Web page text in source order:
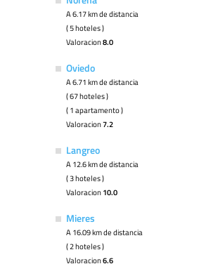
A 6.17 km de distancia
( 5 hoteles )
Valoracion8.0
Oviedo
A 6.71 km de distancia
( 67 hoteles )
( 1 apartamento )
Valoracion7.2
Langreo
A 12.6 km de distancia
( 3 hoteles )
Valoracion 10.0
Mieres
A 16.09 km de distancia
( 2 hoteles )
Valoracion6.6